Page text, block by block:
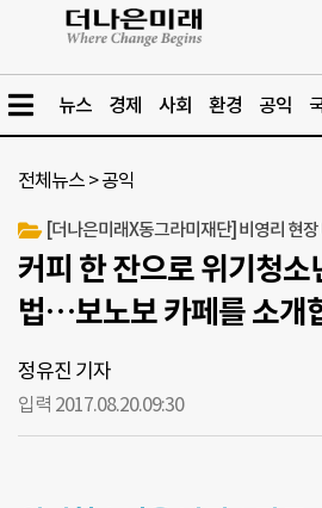
뉴스 경제 사회 환경 공익
전체뉴스 >공익
[더나은미래X동그라미재단] 비영리 현
커피 한 잔으로 위기청소
법…보노보 카페를 소개
정유진 기자
입력 2017.08.20.09:30